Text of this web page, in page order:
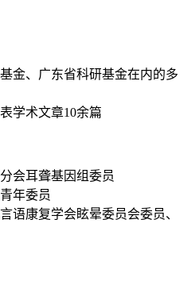
金、广东省科研基金在内的多
学术文章10余篇
会耳聋基因组委员
年委员
语康复学会眩晕委员会委员、